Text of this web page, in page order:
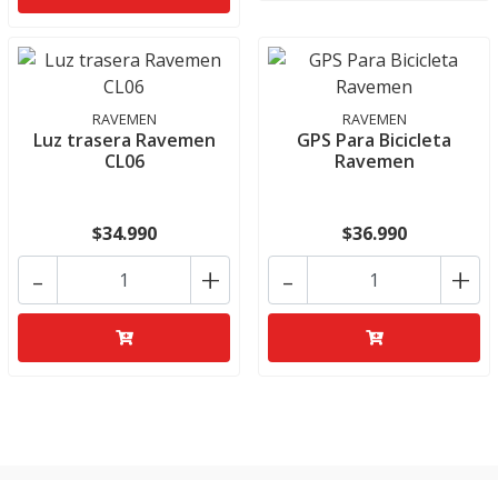
RAVEMEN
Luz trasera Ravemen
CL06
$34.990
+
-
RAVEMEN
GPS Para Bicicleta
Ravemen
$36.990
+
-